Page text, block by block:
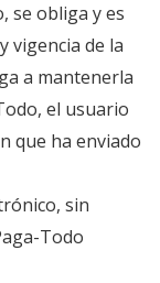
se obliga y es
vigencia de la
a mantenerla
el usuario
que ha enviado
sin
Todo